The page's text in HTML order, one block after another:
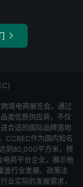

境电商展览会，通过
类优质供应商，不仅
合适的国际品牌落地
CCBEC作为国内知名
到80,000平方米，预
商平台企业，展示他
盖行业发展、政策法
业实际的发展需求，